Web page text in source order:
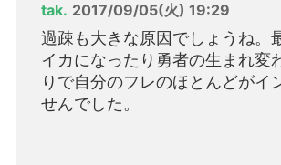
tak. 2017/09/05(火) 19:29
過疎も大きな原因でしょうね。
イカになったり勇者の生まれ変
りで自分のフレのほとんどがイ
せんでした。